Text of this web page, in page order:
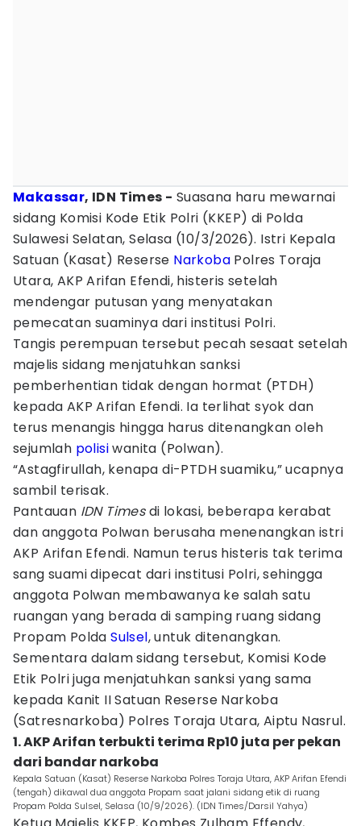
Makassar, IDN Times - Suasana haru mewarnai
sidang Komisi Kode Etik Polri (KKEP) di Polda
Sulawesi Selatan, Selasa (10/3/2026). Istri Kepala
Satuan (Kasat) Reserse Narkoba Polres Toraja
Utara, AKP Arifan Efendi, histeris setelah
mendengar putusan yang menyatakan
pemecatan suaminya dari institusi Polri.
Tangis perempuan tersebut pecah sesaat setelah
majelis sidang menjatuhkan sanksi
pemberhentian tidak dengan hormat (PTDH)
kepada AKP Arifan Efendi. Ia terlihat syok dan
terus menangis hingga harus ditenangkan oleh
sejumlah polisiwanita (Polwan).
“Astagfirullah, kenapa di-PTDH suamiku,” ucapnya
sambil terisak.
Pantauan IDN Timesdi lokasi, beberapa kerabat
dan anggota Polwan berusaha menenangkan istri
AKP Arifan Efendi. Namun terus histeris tak terima
sang suami dipecat dari institusi Polri, sehingga
anggota Polwan membawanya ke salah satu
ruangan yang berada di samping ruang sidang
Propam PoldaSulsel, untuk ditenangkan.
Sementara dalam sidang tersebut, Komisi Kode
Etik Polri juga menjatuhkan sanksi yang sama
kepada Kanit II Satuan Reserse Narkoba
(Satresnarkoba) Polres Toraja Utara, Aiptu Nasrul.
1. AKP Arifan terbukti terima Rp10 juta per pekan
dari bandar narkoba
Kepala Satuan (Kasat) Reserse Narkoba Polres Toraja Utara, AKP Arifan Efendi
(tengah) dikawal dua anggota Propam saat jalani sidang etik di ruang
Propam Polda Sulsel, Selasa (10/9/2026). (IDN Times/Darsil Yahya)